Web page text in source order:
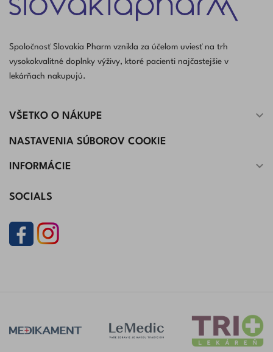
Spoločnosť Slovakia Pharm vznikla za účelom uviesť na trh
vysokokvalitné doplnky výživy, ktoré pacienti najčastejšie v
lekárňach nakupujú.
VŠETKO O NÁKUPE 
NASTAVENIA SÚBOROV COOKIE
INFORMÁCIE 
SOCIALS